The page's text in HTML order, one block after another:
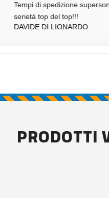
Tempi di spedizione supersoniche
serietà top del top!!!
DAVIDE DI LIONARDO
PRODOTTI